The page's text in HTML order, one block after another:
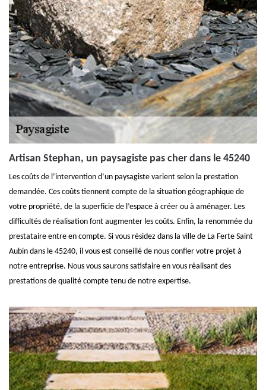
Artisan Stephan, un paysagiste pas cher dans le 45240
Les coûts de l’intervention d’un paysagiste varient selon la prestation
demandée. Ces coûts tiennent compte de la situation géographique de
votre propriété, de la superficie de l’espace à créer ou à aménager. Les
difficultés de réalisation font augmenter les coûts. Enfin, la renommée du
prestataire entre en compte. Si vous résidez dans la ville de La Ferte Saint
Aubin dans le 45240, il vous est conseillé de nous confier votre projet à
notre entreprise. Nous vous saurons satisfaire en vous réalisant des
prestations de qualité compte tenu de notre expertise.